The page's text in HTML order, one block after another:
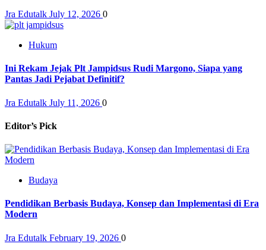
Jra Edutalk July 12, 2026 0
Hukum
Ini Rekam Jejak Plt Jampidsus Rudi Margono, Siapa yang
Pantas Jadi Pejabat Definitif?
Jra Edutalk July 11, 2026 0
Editor’s Pick
Budaya
Pendidikan Berbasis Budaya, Konsep dan Implementasi di Era
Modern
Jra Edutalk February 19, 2026 0